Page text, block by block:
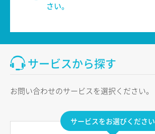
さい。
サービスから探す
お問い合わせのサービスを選択ください。
サービスをお選びください